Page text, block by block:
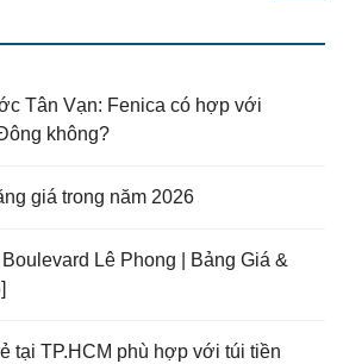
Tân Vạn: Fenica có hợp với
không?
giá trong năm 2026
Lê Phong | Bảng Giá &
tại TP.HCM phù hợp với túi tiền